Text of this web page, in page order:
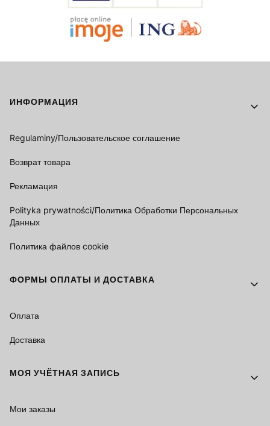
Footer menu
ИНФОРМАЦИЯ
Regulaminy/Пользовательское соглашение
Возврат товара
Рекламация
Polityka prywatności/Политика Обработки Персональных
Данных
Политика файлов cookie
ФОРМЫ ОПЛАТЫ И ДОСТАВКА
Оплата
Доставка
МОЯ УЧЁТНАЯ ЗАПИСЬ
Мои заказы